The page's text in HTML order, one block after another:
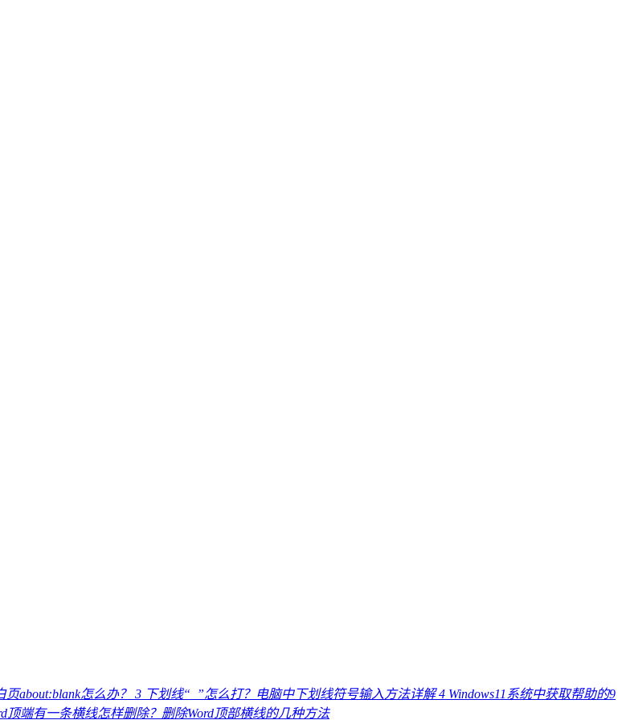
about:blank怎么办？ 3 下划线“_”怎么打？电脑中下划线符号输入方法详解 4 Windows11系统中获取帮助的9
顶端有一条横线怎样删除？删除Word顶部横线的几种方法